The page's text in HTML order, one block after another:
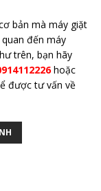
bản mà máy giặt
đến máy
trên, bạn hãy
hoặc
được tư vấn về